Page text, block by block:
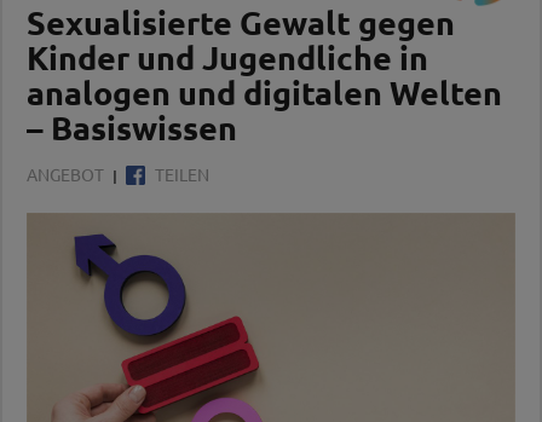
Sexualisierte Gewalt gegen
Kinder und Jugendliche in
analogen und digitalen Welten
– Basiswissen
ANGEBOT TEILEN